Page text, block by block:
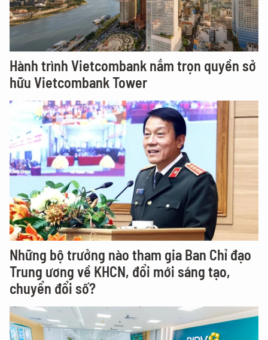
Hành trình Vietcombank nắm trọn quyền sở
hữu Vietcombank Tower
Những bộ trưởng nào tham gia Ban Chỉ đạo
Trung ương về KHCN, đổi mới sáng tạo,
chuyển đổi số?